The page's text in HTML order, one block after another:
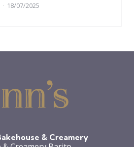
18/07/2025
& Creamery